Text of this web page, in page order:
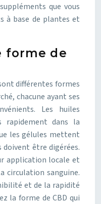
que vous
à base de plantes et
forme de
différentes formes
chacune ayant ses
Les huiles
rapidement dans la
les gélules mettent
être digérées.
application locale et
circulation sanguine.
et de la rapidité
la forme de CBD qui